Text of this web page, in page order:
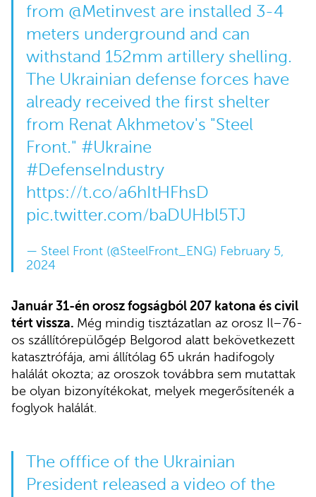
from @Metinvestare installed 3-4
meters underground and can
withstand 152mm artillery shelling.
The Ukrainian defense forces have
already received the first shelter
from Renat Akhmetov's "Steel
Front." #Ukraine
#DefenseIndustry
https://t.co/a6hItHFhsD
pic.twitter.com/baDUHbl5TJ
— Steel Front (@SteelFront_ENG) February 5,
2024
Január 31-én orosz fogságból 207 katona és civil
tért vissza. Még mindig tisztázatlan az orosz Il–76-
os szállítórepülőgép Belgorod alatt bekövetkezett
katasztrófája, ami állítólag 65 ukrán hadifogoly
halálát okozta; az oroszok továbbra sem mutattak
be olyan bizonyítékokat, melyek megerősítenék a
foglyok halálát.
The offfice of the Ukrainian
President released a video of the